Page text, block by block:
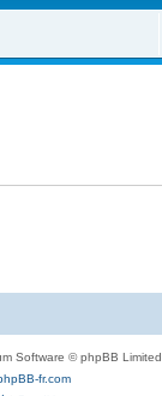
Software © phpBB Limited
fr.com